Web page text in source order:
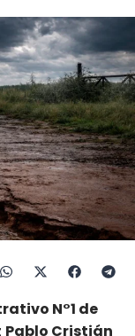
N°1 de
Pablo Cristián